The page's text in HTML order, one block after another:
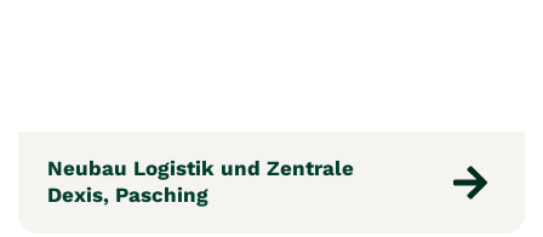
Neubau Logistik und Zentrale
Dexis, Pasching